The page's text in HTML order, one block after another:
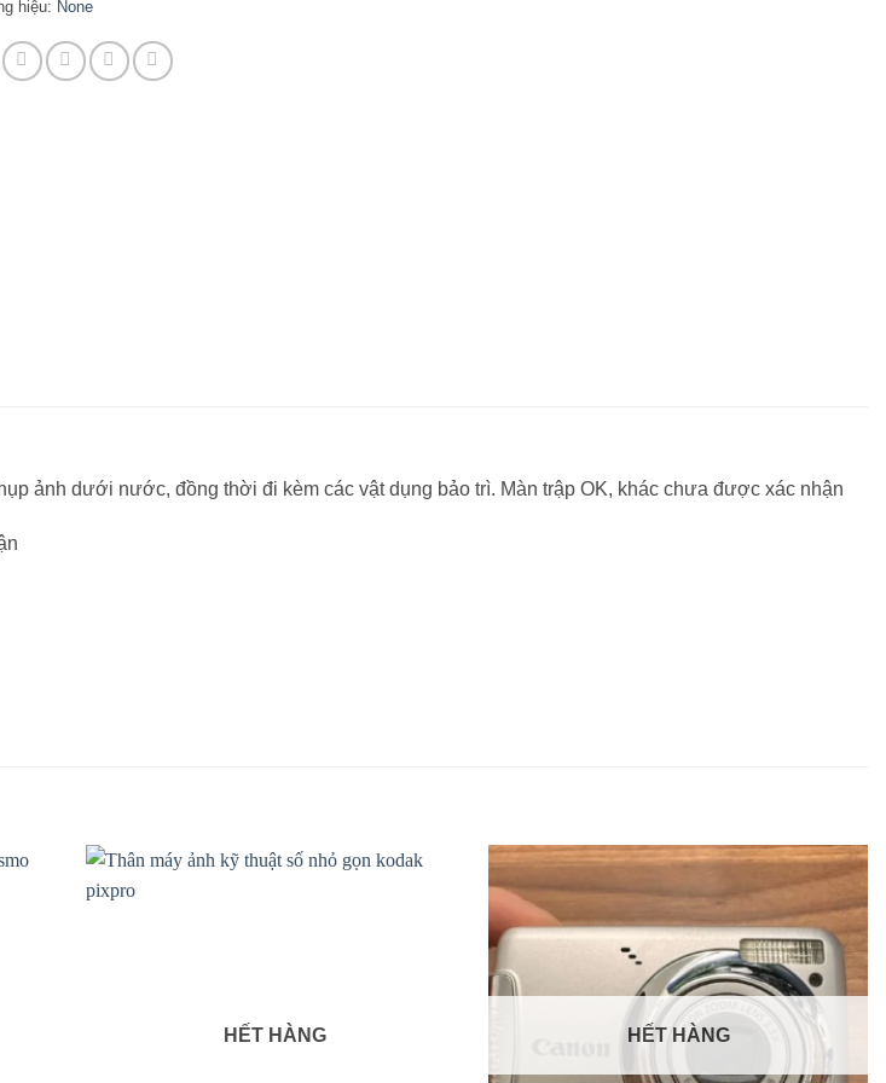
hiệu: None
ảnh dưới nước, đồng thời đi kèm các vật dụng bảo trì. Màn trập OK, khác chưa được xác nhận
HẾT HÀNG HẾT HÀNG